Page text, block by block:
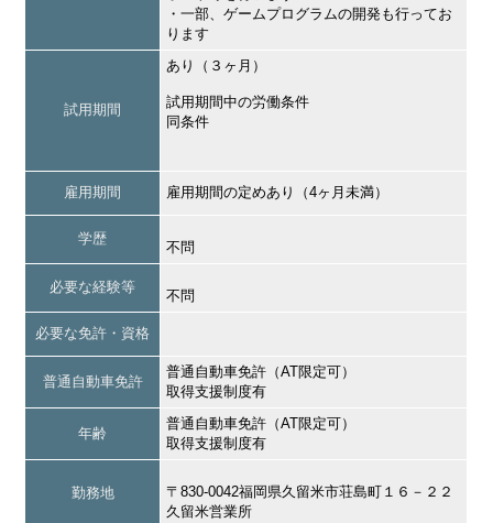
・一部、ゲームプログラムの開発も行ってお
ります
試用期間
あり（３ヶ月）
試用期間中の労働条件
同条件
雇用期間 雇用期間の定めあり（4ヶ月未満）
学歴
不問
必要な経験等
不問
必要な免許・資格
普通自動車免許
普通自動車免許（AT限定可）
取得支援制度有
年齢
普通自動車免許（AT限定可）
取得支援制度有
勤務地
〒830-0042福岡県久留米市荘島町１６－２２
久留米営業所